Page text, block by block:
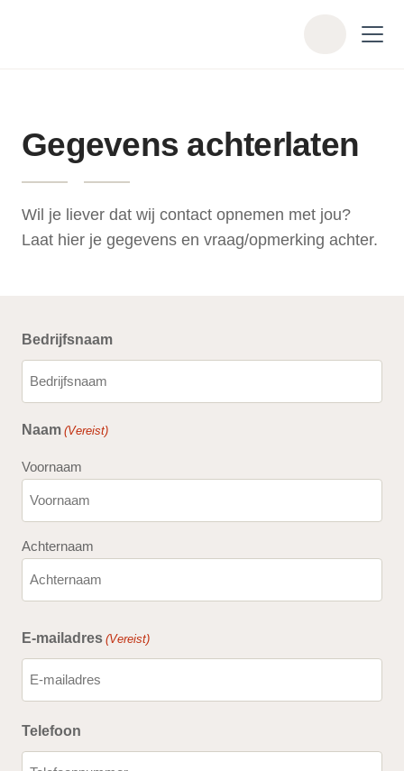
n
Gegevens achterlaten
Wil je liever dat wij contact opnemen met jou?
Laat hier je gegevens en vraag/opmerking achter.
Bedrijfsnaam
Naam (Vereist)
Voornaam
Achternaam
E-mailadres (Vereist)
Telefoon